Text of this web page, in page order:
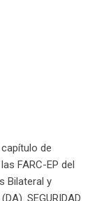
de
FARC-EP del
Bilateral y
SEGURIDAD